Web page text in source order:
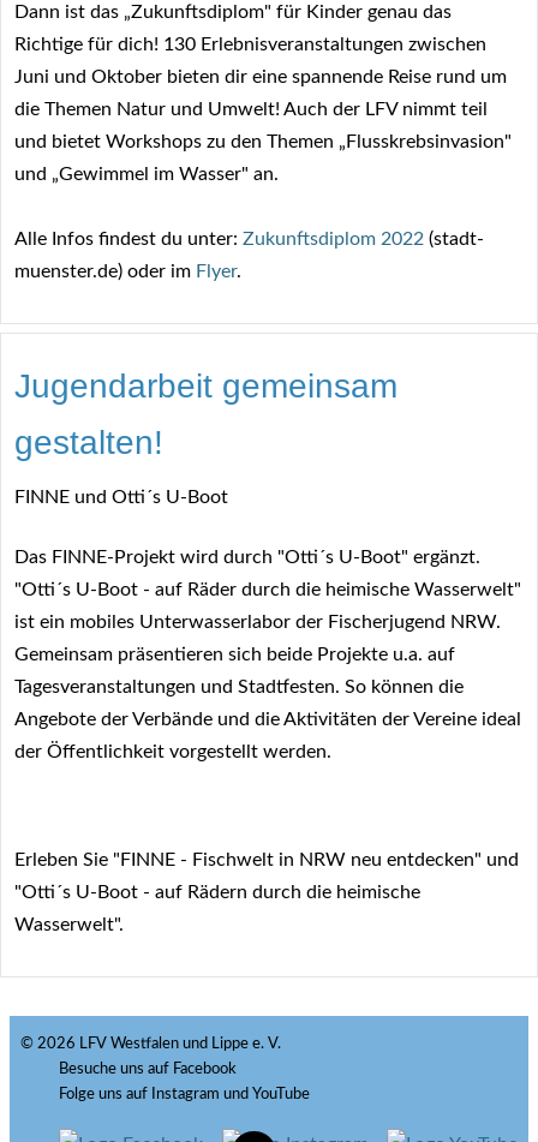
Dann ist das „Zukunftsdiplom" für Kinder genau das
Richtige für dich! 130 Erlebnisveranstaltungen zwischen
Juni und Oktober bieten dir eine spannende Reise rund um
die Themen Natur und Umwelt! Auch der LFV nimmt teil
und bietet Workshops zu den Themen „Flusskrebsinvasion"
und „Gewimmel im Wasser" an.
Alle Infos findest du unter:Zukunftsdiplom 2022 (stadt-
muenster.de) oder im Flyer.
Jugendarbeit gemeinsam
gestalten!
FINNE und Otti´s U-Boot
Das FINNE-Projekt wird durch "Otti´s U-Boot" ergänzt.
"Otti´s U-Boot - auf Räder durch die heimische Wasserwelt"
ist ein mobiles Unterwasserlabor der Fischerjugend NRW.
Gemeinsam präsentieren sich beide Projekte u.a. auf
Tagesveranstaltungen und Stadtfesten. So können die
Angebote der Verbände und die Aktivitäten der Vereine ideal
der Öffentlichkeit vorgestellt werden.
Erleben Sie "FINNE - Fischwelt in NRW neu entdecken" und
"Otti´s U-Boot - auf Rädern durch die heimische
Wasserwelt".
© 2026 LFV Westfalen und Lippe e. V.
Besuche uns auf Facebook
Folge uns auf Instagram und YouTube